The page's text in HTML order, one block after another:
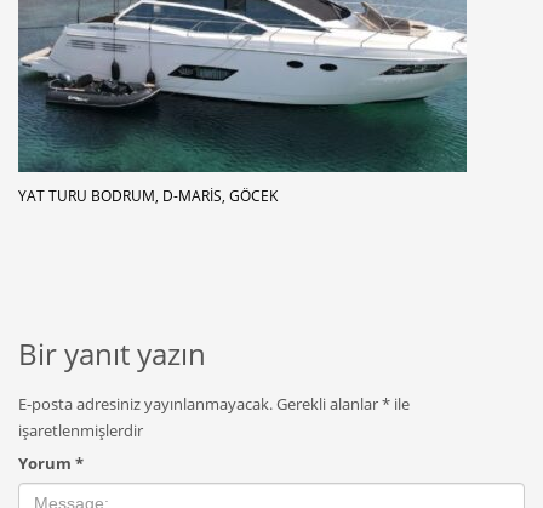
YAT TURU BODRUM, D-MARIS, GÖCEK
Bir yanıt yazın
E-posta adresiniz yayınlanmayacak.Gerekli alanlar* ile
işaretlenmişlerdir
Yorum *